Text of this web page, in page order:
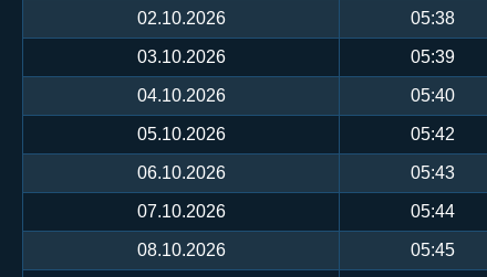
02.10.2026 05:38
03.10.2026 05:39
04.10.2026 05:40
05.10.2026 05:42
06.10.2026 05:43
07.10.2026 05:44
08.10.2026 05:45